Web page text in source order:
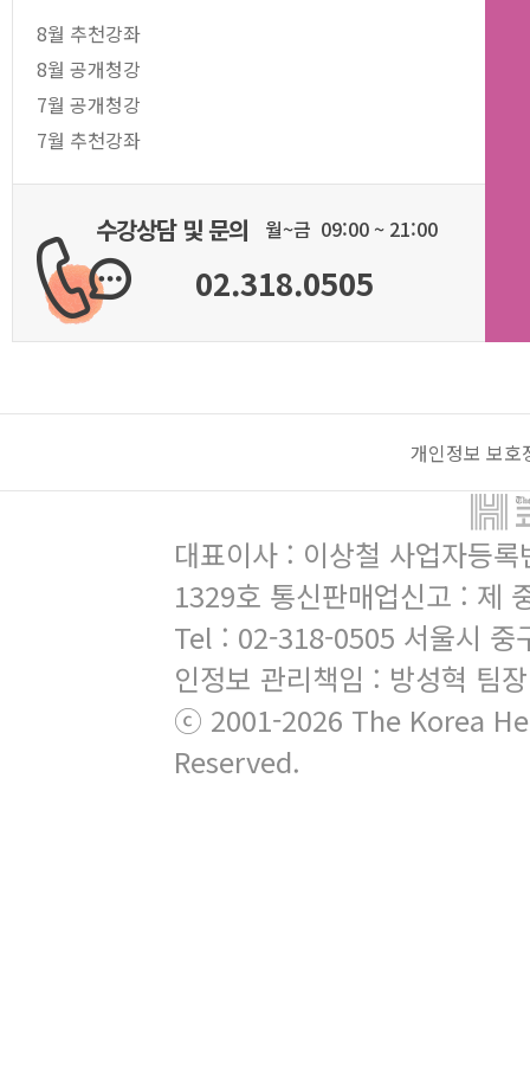
8월 추천강좌
8월 공개청강
7월 공개청강
7월 추천강좌
수강상담 및 문의 월~금 09:00 ~ 21:00
02.318.0505
개인정보 보호
대표이사 : 이상철 사업자등
1329호 통신판매업신고 : 제
Tel : 02-318-0505 서울시 중
인정보 관리책임 : 방성혁 팀장
ⓒ 2001-2026 The Korea
Reserved.